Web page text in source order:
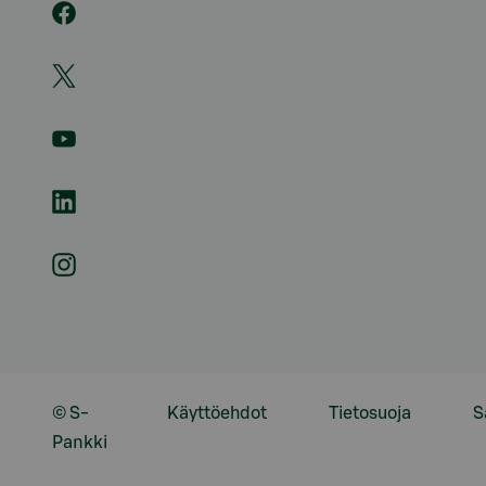
Käyttöehdot Tietosuoja
© S-
Pankki